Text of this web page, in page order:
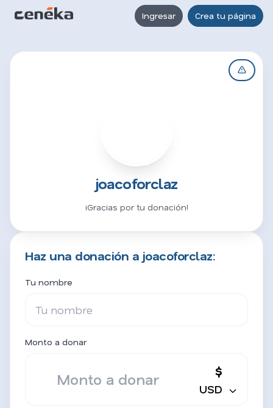
Ingresar Crea tu página
joacoforclaz
¡Gracias por tu donación!
Haz una donación a joacoforclaz:
Tu nombre
Monto a donar
$
USD